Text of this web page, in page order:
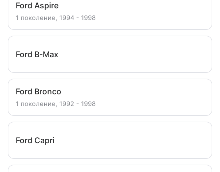
Ford Aspire
1 поколение, 1994 - 1998
Ford B-Max
Ford Bronco
1 поколение, 1992 - 1998
Ford Capri